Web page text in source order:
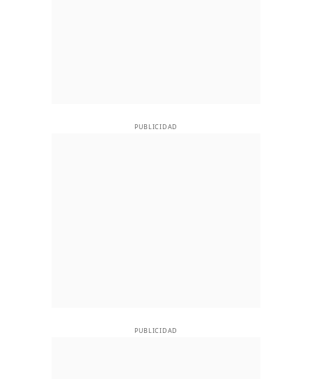
PUBLICIDAD
PUBLICIDAD